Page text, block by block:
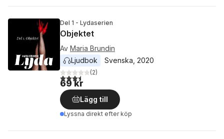
Del 1 - Lydaserien
Objektet
Av Maria Brundin
Ljudbok
Svenska 2020
3,5utav 5 stjärnor. Totalt antal röster:
(2)
69 kr
Lägg till
Lyssna direkt efter köp